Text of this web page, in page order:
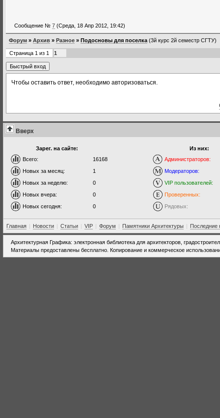
Сообщение № 7 (Среда, 18 Апр 2012, 19:42)
Форум » Архив » Разное » Подосновы для поселка (3й курс 2й семестр СГТУ)
Страница 1 из 1 1
Чтобы оставить ответ, необходимо авторизоваться.
Вверх
Зарег. на сайте:
Всего:
16168
Новых за месяц:
1
Новых за неделю:
0
Новых вчера:
0
Новых сегодня:
0
Из них:
Администраторов:
Модераторов:
VIP пользователей:
Проверенных:
Рядовых:
Главная | Новости | Статьи | VIP | Форум | Памятники Архитектуры | Последние
Архитектурная Графика: электронная библиотека для архитекторов,
Материалы предоставлены бесплатно. Копирование и коммерческое